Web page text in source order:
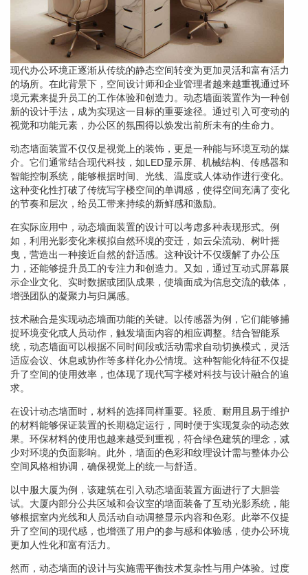
现代办公环境正逐渐从传统的静态空间转变为更加灵活和富有活力
的场所。在此背景下，空间设计师和企业管理者越来越重视通过环
境元素来提升员工的工作体验和创造力。动态墙面装置作为一种创
新的设计手法，成为实现这一目标的重要途径。通过引入可变动的
视觉和功能元素，办公区的氛围得以焕发出前所未有的生命力。
动态墙面装置不仅仅是视觉上的装饰，更是一种能与环境互动的媒
介。它们通常结合现代科技，如LED显示屏、机械结构、传感器和
智能控制系统，能够根据时间、光线、温度或人体动作进行变化。
这种变化性打破了传统写字楼空间的单调感，使得空间充满了变化
的节奏和层次，给员工带来持续的新鲜感和激励。
在实际应用中，动态墙面装置的设计可以考虑多种表现形式。例
如，利用光影变化来模拟自然环境的变迁，如云朵流动、树叶摇
曳，营造出一种接近自然的舒适感。这种设计不仅缓解了办公压
力，还能够提升员工的专注力和创造力。又如，通过互动式屏幕展
示企业文化、实时数据或团队成果，使墙面成为信息交流的载体，
增强团队的凝聚力与归属感。
技术融合是实现动态墙面功能的关键。以传感器为例，它们能够捕
捉环境变化或人员动作，触发墙面内容的相应调整。结合智能系
统，动态墙面可以根据不同时间段或活动需求自动切换模式，灵活
适应会议、休息或协作等多样化办公情境。这种智能化特征不仅提
升了空间的使用效率，也体现了现代写字楼对科技与设计融合的追
求。
在设计动态墙面时，材料的选择同样重要。轻质、耐用且易于维护
的材料能够保证装置的长期稳定运行，同时便于实现复杂的动态效
果。环保材料的使用也越来越受到重视，符合绿色建筑的理念，减
少对环境的负面影响。此外，墙面的色彩和纹理设计需与整体办公
空间风格相协调，确保视觉上的统一与舒适。
以中服大厦为例，该建筑在引入动态墙面装置方面进行了大胆尝
试。大厦内部分公共区域和会议室的墙面装备了互动光影系统，能
够根据室内光线和人员活动自动调整显示内容和色彩。此举不仅提
升了空间的现代感，也增强了用户的参与感和体验感，使办公环境
更加人性化和富有活力。
然而，动态墙面的设计与实施需平衡技术复杂性与用户体验。过度